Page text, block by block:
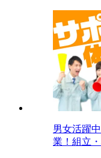
男女活躍
業！組立